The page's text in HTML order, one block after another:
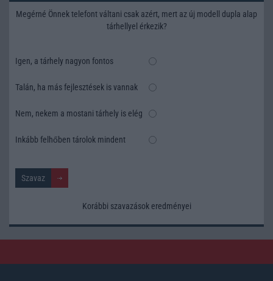
Megérné Önnek telefont váltani csak azért, mert az új modell dupla alap
tárhellyel érkezik?
Igen, a tárhely nagyon fontos
Talán, ha más fejlesztések is vannak
Nem, nekem a mostani tárhely is elég
Inkább felhőben tárolok mindent
Korábbi szavazások eredményei